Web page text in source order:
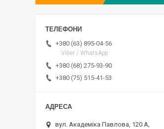
+380 (63) 895-04-56
Viber / WhatsApp
+380 (68) 275-93-90
+380 (75) 515-41-53
вул. Академіка Павлова, 120 А,